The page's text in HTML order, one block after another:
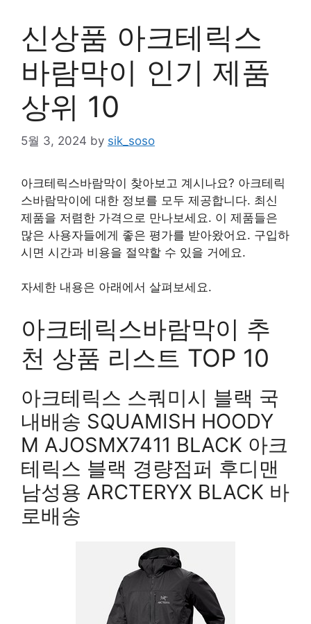
신상품 아크테릭스
바람막이 인기 제품
상위 10
5월 3, 2024 by sik_soso
아크테릭스바람막이 찾아보고 계시나요? 아크테릭
스바람막이에 대한 정보를 모두 제공합니다. 최신
제품을 저렴한 가격으로 만나보세요. 이 제품들은
많은 사용자들에게 좋은 평가를 받아왔어요. 구입하
시면 시간과 비용을 절약할 수 있을 거에요.
자세한 내용은 아래에서 살펴보세요.
아크테릭스바람막이 추
천 상품 리스트 TOP 10
아크테릭스 스쿼미시 블랙 국
내배송 SQUAMISH HOODY
M AJOSMX7411 BLACK 아크
테릭스 블랙 경량점퍼 후디맨
남성용 ARCTERYX BLACK 바
로배송